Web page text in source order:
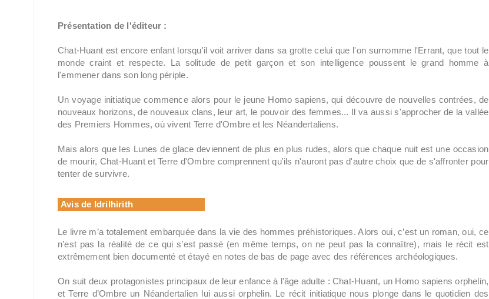
Présentation de l'éditeur :
Chat-Huant est encore enfant lorsqu'il voit arriver dans sa grotte celui que l'on surnomme l'Errant, que tout le
monde craint et respecte. La solitude de petit garçon et son intelligence poussent le grand homme à
l'emmener dans son long périple.
Un voyage initiatique commence alors pour le jeune Homo sapiens, qui découvre de nouvelles contrées, de
nouveaux horizons, de nouveaux clans, leur art, le pouvoir des femmes... Il va aussi s'approcher de la vallée
des Premiers Hommes, où vivent Terre d'Ombre et les Néandertaliens.
Mais alors que les Lunes de glace deviennent de plus en plus rudes, alors que chaque nuit est une occasion
de mourir, Chat-Huant et Terre d'Ombre comprennent qu'ils n'auront pas d'autre choix que de s'affronter pour
tenter de survivre.
Avis de Idrilhirith
Le livre m’a totalement embarquée dans la vie des hommes préhistoriques. Alors oui, c’est un roman, oui, ce
n’est pas la réalité de ce qui s’est passé (en même temps, on ne peut pas la connaître), mais le récit est
extrêmement bien documenté et étayé en notes de bas de page avec des références archéologiques.
On suit deux protagonistes principaux de leur enfance à l’âge adulte : Chat-Huant, un Homo sapiens orphelin,
et Terre d’Ombre un Néandertalien lui aussi orphelin. Le récit initiatique nous plonge dans le quotidien des